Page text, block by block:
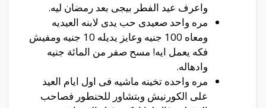
واعرف عيد الفطر بيجى بعد رمضان ليه.
مره واحد صعيدى حب يدى لابنه العيديه
ومعاه 100 جنيه وعايز يديله 10 جنيه ومفيش
فكه يعمل ايه! مسح صفر من المائة جنيه
وادهاله.
مره واحده تخينه ماشيه فى اول ايام العيد
على الكورنيش وبتشاور للحنطور فصاحب